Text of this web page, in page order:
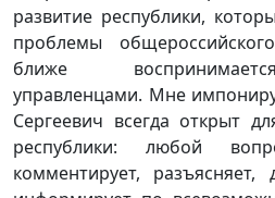
развитие республики,
проблемы
ближе
управленцами. Мне
Сергеевич всегда открыт
республики: любой
комментирует, разъясняет,